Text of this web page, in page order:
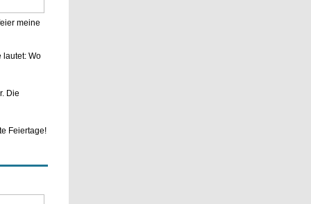
meine
lautet: Wo
Die
Feiertage!